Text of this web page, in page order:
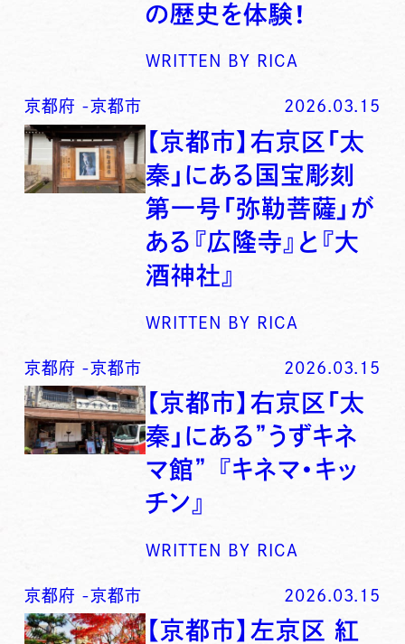
の歴史を体験！
WRITTEN BY RICA
京都府 -京都市 2026.03.15
【京都市】右京区「太
秦」にある国宝彫刻
第一号「弥勒菩薩」が
ある『広隆寺』と『大
酒神社』
WRITTEN BY RICA
京都府 -京都市 2026.03.15
【京都市】右京区「太
秦」にある”うずキネ
マ館” 『キネマ・キッ
チン』
WRITTEN BY RICA
京都府 -京都市 2026.03.15
【京都市】左京区 紅